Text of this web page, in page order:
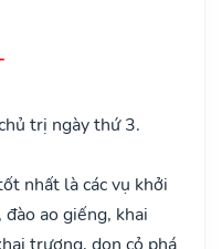
trị ngày thứ 3.
nhất là các vụ khởi
ao giếng, khai